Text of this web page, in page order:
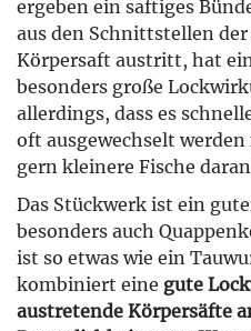
ergeben ein saftiges
aus den Schnittstellen
Körpersaft austritt, hat
besonders große
allerdings, dass es
oft ausgewechselt
gern kleinere Fische
Das Stückwerk ist ein
besonders auch
ist so etwas wie ein
kombiniert eine gute
austretende Körpersäfte